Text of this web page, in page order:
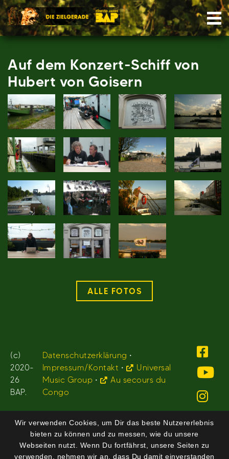
Skip
to
content
Auf dem Konzert-Schiff von
Hubert von Goisern
ALLE FOTOS
(c)
2020-
26
BAP.
Datenschutzerklärung •
Impressum/Kontakt •
Universal
Music Group •
Au secours du
Congo
Wir verwenden Cookies, um Dir das beste Nutzererlebnis
bieten zu können und zu messen, wie du unsere
Webseiten nutzt. Wenn Du fortfährst, unsere Seiten zu
verwenden, nehmen wir an, dass Du damit einverstanden